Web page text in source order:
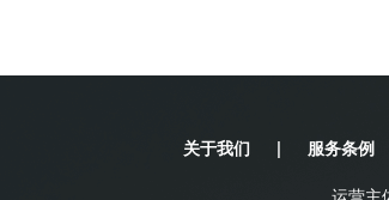
关于我们 | 服务条例
运营主